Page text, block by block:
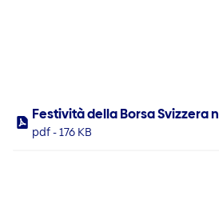
Festività della Borsa Svizzera
pdf - 176 KB